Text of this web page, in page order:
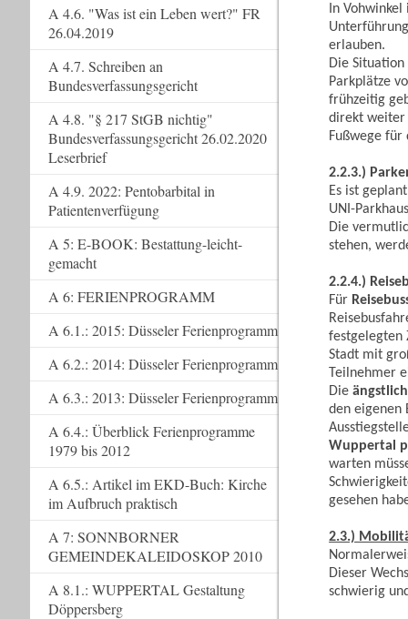
In
erlauben.
Die Situation
Parkplätze
frühzeitig
direkt weiter
Fußwege für
2.2.3.)
Es ist
UNI-
Die
stehen,
2.2.4.)
Für
festgelegten
Stadt mit
Teilnehmer
Die
den eigenen
Wuppertal
warten
gesehen
2.3.)
Dieser
schwierig
A 4.6. "Was ist ein Leben wert?" FR
26.04.2019
A 4.7. Schreiben an
Bundesverfassungsgericht
A 4.8. "§ 217 StGB nichtig"
Bundesverfassungsgericht 26.02.2020
Leserbrief
A 4.9. 2022: Pentobarbital in
Patientenverfügung
A 5: E-BOOK: Bestattung-leicht-
gemacht
A 6: FERIENPROGRAMM
A 6.1.: 2015: Düsseler Ferienprogramm
A 6.2.: 2014: Düsseler Ferienprogramm
A 6.3.: 2013: Düsseler Ferienprogramm
A 6.4.: Überblick Ferienprogramme
1979 bis 2012
A 6.5.: Artikel im EKD-Buch: Kirche
im Aufbruch praktisch
A 7: SONNBORNER
GEMEINDEKALEIDOSKOP 2010
A 8.1.: WUPPERTAL Gestaltung
Döppersberg